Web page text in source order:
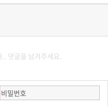
댓글을 남겨주세요.